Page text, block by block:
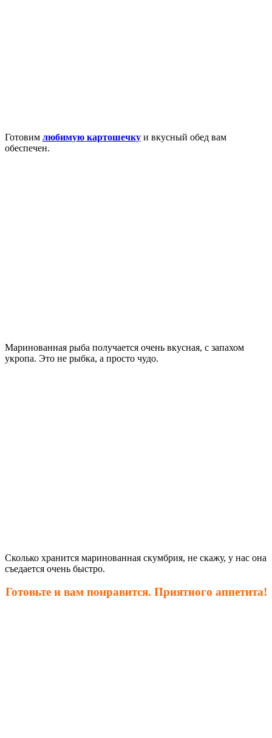
Готовим любимую картошечку и вкусный обед вам
обеспечен.
Маринованная рыба получается очень вкусная, с запахом
укропа. Это не рыбка, а просто чудо.
Сколько хранится маринованная скумбрия, не скажу, у нас она
съедается очень быстро.
Готовьте и вам понравится. Приятного аппетита!